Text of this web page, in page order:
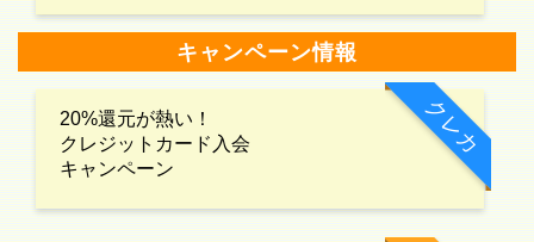
キャンペーン情報
クレカ
20%還元が熱い！
クレジットカード入会
キャンペーン